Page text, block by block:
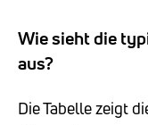
Wie sieht die
aus?
Die Tabelle zeigt